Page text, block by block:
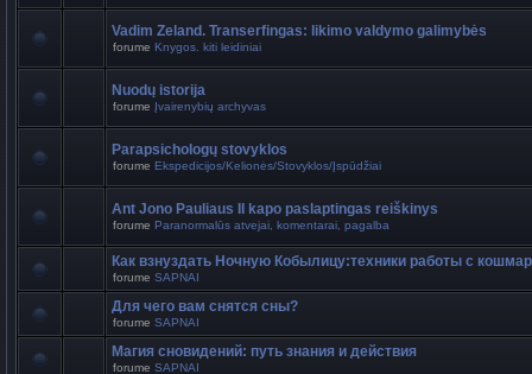
Vadim Zeland. Transerfingas: likimo valdymo galimybės
forume Knygos. kiti leidiniai
Nuodų istorija
forume Įvairenybių archyvas
Parapsichologų stovyklos
forume Ekspedicijos/Kelionės/Stovyklos/Įspūdžiai
Ant Jono Pauliaus II kapo paslaptingas reiškinys
forume Paranormalūs atvejai, komentarai, pagalba
Как взнуздать Ночную Кобылицу:техники работы с
forume SAPNAI
Для чего вам снятся сны?
forume SAPNAI
Магия сновидений: путь знания и действия
forume SAPNAI